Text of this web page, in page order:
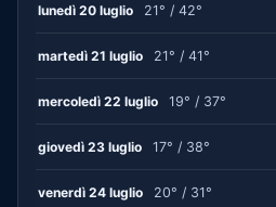
lunedì 20 luglio 21° / 42°
martedì 21 luglio 21° / 41°
mercoledì 22 luglio 19° / 37°
giovedì 23 luglio 17° / 38°
venerdì 24 luglio 20° / 31°